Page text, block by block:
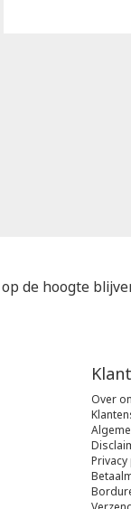
de hoogte
Over